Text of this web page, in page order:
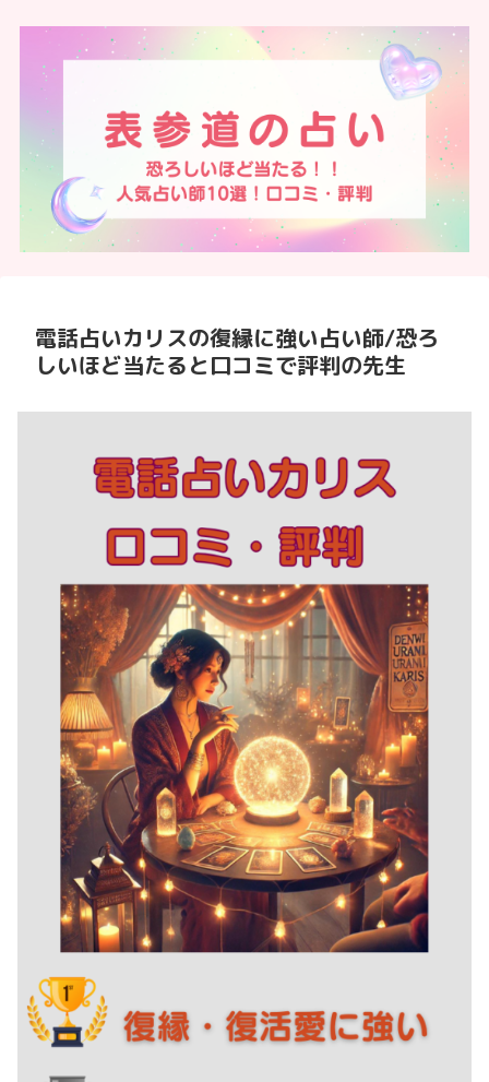
電話占いカリスの復縁に強い占い師/恐ろ
しいほど当たると口コミで評判の先生